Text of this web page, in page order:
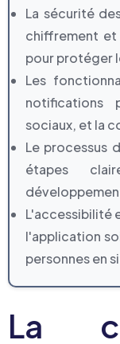
La sécurité
chiffrement
pour protéger
Les
notifications
sociaux, et la
Le processus
étapes
L'accessibilité
l'application
personnes en
La